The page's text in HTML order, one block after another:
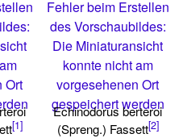
Ort
[1]
Fehler beim Erstellen
des Vorschaubildes:
Die Miniaturansicht
konnte nicht am
vorgesehenen Ort
gespeichert werden
Echinodorus berteroi
(Spreng.) Fassett[2]